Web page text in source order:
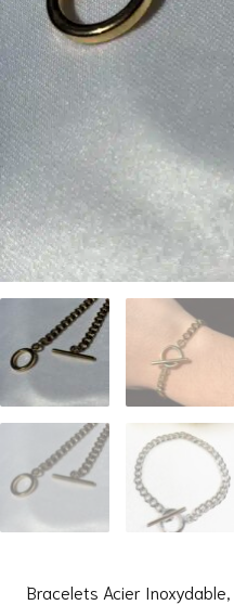
Bracelets Acier Inoxydable